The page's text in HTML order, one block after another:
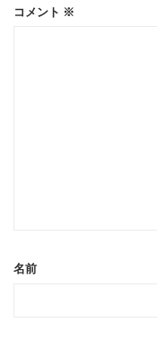
コメント ※
名前